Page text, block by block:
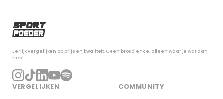
Eerlijk vergelijken op prijs en kwaliteit. Geen broscience, alleen waar je wat aan
hebt.
VERGELIJKEN COMMUNITY